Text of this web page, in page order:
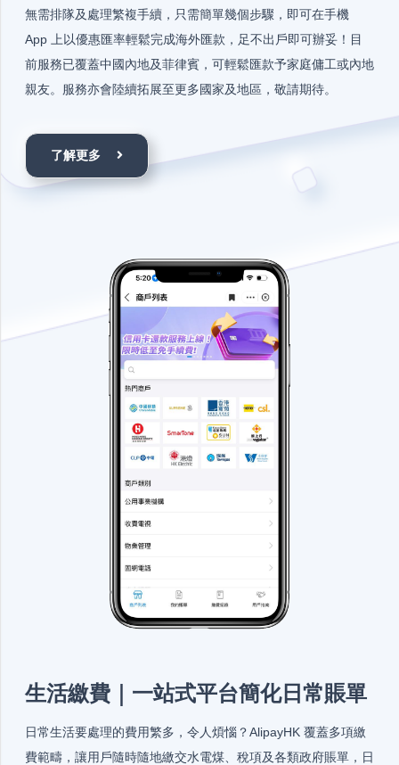
無需排隊及處理繁複手續，只需簡單幾個步驟，即可在手機
App 上以優惠匯率輕鬆完成海外匯款，足不出戶即可辦妥！目
前服務已覆蓋中國內地及菲律賓，可輕鬆匯款予家庭傭工或內地
親友。服務亦會陸續拓展至更多國家及地區，敬請期待。
了解更多
生活繳費｜一站式平台簡化日常賬單
日常生活要處理的費用繁多，令人煩惱？AlipayHK 覆蓋多項繳
費範疇，讓用戶隨時隨地繳交水電煤、稅項及各類政府賬單，日